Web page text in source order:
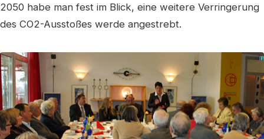
2050 habe man fest im Blick, eine weitere Verringerung
des CO2-Ausstoßes werde angestrebt.